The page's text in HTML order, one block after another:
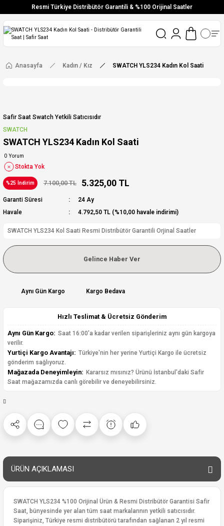
Resmi Türkiye Distribütör Garantili & %100 Orijinal Saatler
Vade Farksız 6 Taksit
Ücretsiz Kargo
Anasayfa Kadın / Kız SWATCH YLS234 Kadın Kol Saati
Safir Saat Swatch Yetkili Satıcısıdır
SWATCH
SWATCH YLS234 Kadın Kol Saati
0 Yorum
Stokta Yok
%25 İndirim 7.100,00 TL 5.325,00 TL
Garanti Süresi
24 Ay
Havale
4.792,50 TL (%10,00 havale indirimi)
SWATCH YLS234 Kol Saati Resmi Distribütör Garantili Orjinal Saatler
Gelince Haber Ver
Aynı Gün Kargo Kargo Bedava
Hızlı Teslimat & Ücretsiz Gönderim
Aynı Gün Kargo: Saat 16:00'a kadar verilen siparişleriniz aynı gün kargoya
verilir.
Yurtiçi Kargo Avantajı: Türkiye'nin her yerine Yurtiçi Kargo ile ücretsiz
gönderim sağlıyoruz.
Mağazada Deneyimleyin: Kararsız mısınız? Ürünü İstanbul'daki Safir
Saat mağazamızda canlı görebilir ve deneyebilirsiniz.
ÜRÜN AÇIKLAMASI
SWATCH YLS234 %100 Orijinal Ürün & Resmi Distribütör Garantisi Safir
Saat, bünyesinde yer alan tüm saat markalarının yetkili satıcısıdır.
Siparişiniz, Türkiye resmi distribütörü tarafından sağlanan 2 yıl resmi